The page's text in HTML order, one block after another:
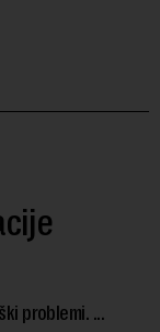
problemi. ...